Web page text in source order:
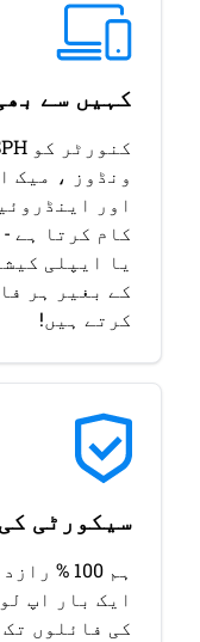
کہیں سے
ونڈوز ، میک
اور
کام کرتا ہے
یا ایپلی
کے بغیر ہر
کرتے ہیں!
سیکورٹی
ہم 100
ایک بار اپ
کی فائلوں